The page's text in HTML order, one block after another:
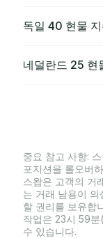
독일 40 현물
네덜란드 25 현
중요 참고 사항:
포지션을 롤오버
스왑은 고객의 거
는 거래 남용이
할 권리를 보유합
작업은 23시 59
수 있습니다.